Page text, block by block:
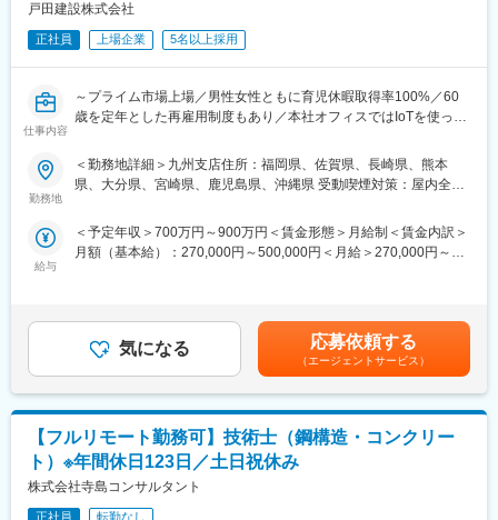
ら、大きな変革に野心的に取り組んでいるため、挑戦する気概を
持って働くことが可能です。将来的には1兆円規模・スーパーゼネ
コン規模を目指しています。
変更の範囲：会社の定める業務
■残業時間削減：
当社の残業時間は月平均30時間程度となっております。本部門で
■働き方改革への取り組み：
行っております。
◆育児休業制度・ならし保育制度・子の看護休暇制度を社員へ広
し認定」も取得しております。
◆長期的就業を見据え、60歳を定年とした再雇用制度や、61歳～
◆年功序列ではなく評価次第で昇格の機会がございます。役職が
上がれば手当もつくので、頑張りがしっかりと反映されるように
なっております。
■実績：
井手口川ダム、国道45号大峠山地区道路工事、九州新幹線諫早ト
ンネル、仙台湾南部海岸、釜石市北ブロック、多摩ニュータウ
ン、ユーラス伊達ウインドファーム
戸田建設株式会社
正社員 上場企業 5名以上採用
仕事内容
～プライム市場上場／男性女性ともに育児休暇取得率100%／60
歳を定年とした再雇用制度もあり／本社オフィスではIoTを使った
【変更の範囲：会社の定める業務】
・特にトンネル、シールド工事における、ICT・AI技術を利用した
生産性向上や安全性向上に資する技術の開発
・土木の施工において、ICT・AI技術を用いた安全性向上や生産性
向上に資するシステムや技術のアイデア考案、企画
・アイデアの具体化、特許出願等
・ICT・AI技術を用いた安全性向上、生産性向上に資する技術の構
築・指導（実際のソフト構築は外注予定）
・上記技術の現場適用、及び改善
・その他、現場支援、受注支援
■残業時間削減：
当社の残業時間は月平均30時間程度となっております。本部門で
勤務地
＜勤務地詳細＞九州支店住所：福岡県、佐賀県、長崎県、熊本
県、大分県、宮崎県、鹿児島県、沖縄県 受動喫煙対策：屋内全面
給与
＜予定年収＞700万円～900万円＜賃金形態＞月給制＜賃金内訳＞
月額（基本給）：270,000円～500,000円＜月給＞270,000円～
モデル35歳：約820万円40歳：約880万円※課長職以上：約1,000
万円以上賃金はあくまでも目安の金額であり、選考を通じて上下
する可能性があります。月給(月額)は固定手当を含めた表記です。
気になる 応募依頼する
（エージェントサービス）
【フルリモート勤務可】技術士（鋼構造・コンクリー
ト）※年間休日123日／土日祝休み
株式会社寺島コンサルタント
正社員 転勤なし